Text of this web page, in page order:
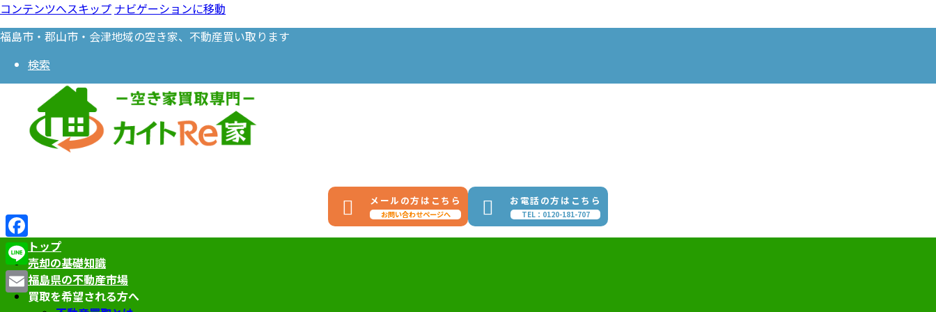
コンテンツへスキップ ナビゲーションに移動
福島市・郡山市・会津地域の空き家、不動産買い取ります
検索
メールの方はこちら
お問い合わせページへ
お電話の方はこちら
TEL：0120-181-707
トップ
売却の基礎知識
福島県の不動産市場
買取を希望される方へ
Facebook
Line
Email